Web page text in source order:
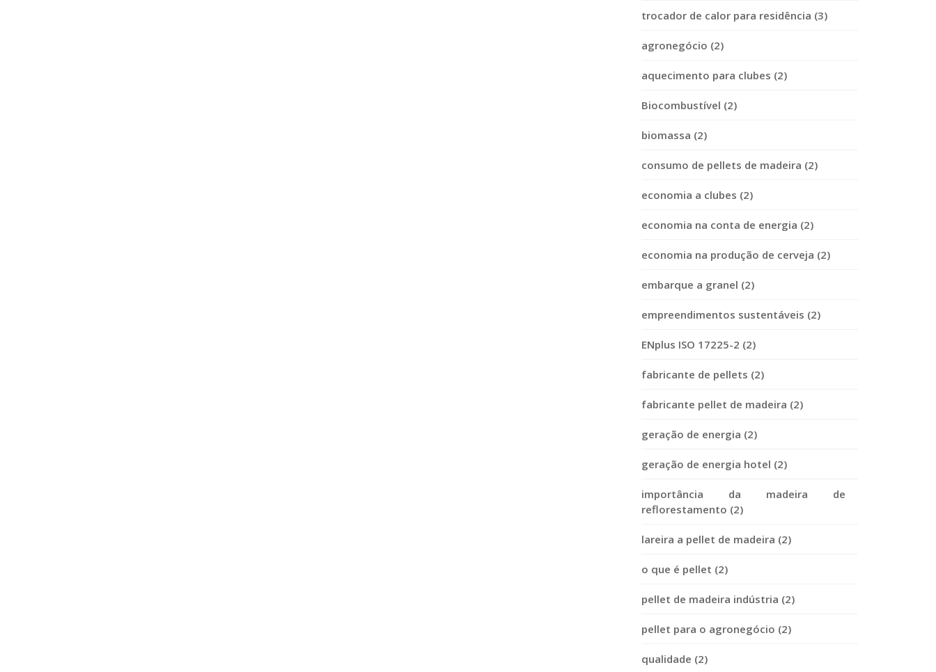
trocador de calor para residência (3)
agronegócio (2)
aquecimento para clubes (2)
Biocombustível (2)
biomassa (2)
consumo de pellets de madeira (2)
economia a clubes (2)
economia na conta de energia (2)
economia na produção de cerveja (2)
embarque a granel (2)
empreendimentos sustentáveis (2)
ENplus ISO 17225-2 (2)
fabricante de pellets (2)
fabricante pellet de madeira (2)
geração de energia (2)
geração de energia hotel (2)
importância da madeira de
reflorestamento (2)
lareira a pellet de madeira (2)
o que é pellet (2)
pellet de madeira indústria (2)
pellet para o agronegócio (2)
qualidade (2)